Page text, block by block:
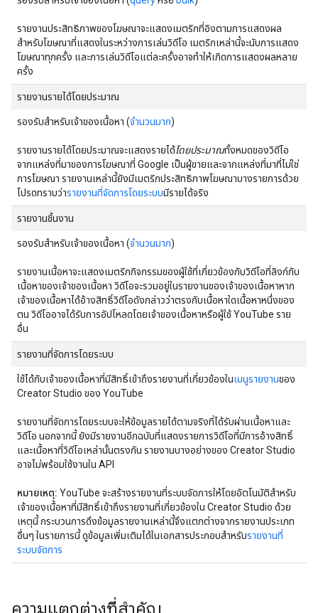
รายงานประสิทธิภาพของโฆษณาจะแสดงเมตริกที่อิงตามการแสดงผล
สำหรับโฆษณาที่แสดงในระหว่างการเล่นวิดีโอ เมตริกเหล่านี้จะนับการแสดง
โฆษณาทุกครั้ง และการเล่นวิดีโอแต่ละครั้งอาจทำให้เกิดการแสดงผลหลาย
ครั้ง
รายงานรายได้โดยประมาณ
รองรับสำหรับเจ้าของเนื้อหา (จำนวนมาก)
รายงานรายได้โดยประมาณจะแสดงรายได้โดยประมาณทั้งหมดของวิดีโอ
จากแหล่งที่มาของการโฆษณาที่ Google เป็นผู้ขายและจากแหล่งที่มาที่ไม่ใช่
การโฆษณา รายงานเหล่านี้ยังมีเมตริกประสิทธิภาพโฆษณาบางรายการด้วย
โปรดทราบว่ารายงานที่จัดการโดยระบบมีรายได้จริง
รายงานชิ้นงาน
รองรับสำหรับเจ้าของเนื้อหา (จำนวนมาก)
รายงานเนื้อหาจะแสดงเมตริกกิจกรรมของผู้ใช้ที่เกี่ยวข้องกับวิดีโอที่ลิงก์กับ
เนื้อหาของเจ้าของเนื้อหา วิดีโอจะรวมอยู่ในรายงานของเจ้าของเนื้อหาหาก
เจ้าของเนื้อหาได้อ้างสิทธิ์วิดีโอดังกล่าวว่าตรงกับเนื้อหาใดเนื้อหาหนึ่งของ
ตน วิดีโออาจได้รับการอัปโหลดโดยเจ้าของเนื้อหาหรือผู้ใช้ YouTube ราย
อื่น
รายงานที่จัดการโดยระบบ
ใช้ได้กับเจ้าของเนื้อหาที่มีสิทธิ์เข้าถึงรายงานที่เกี่ยวข้องในเมนูรายงานของ
Creator Studio ของ YouTube
รายงานที่จัดการโดยระบบจะให้ข้อมูลรายได้ตามจริงที่ได้รับผ่านเนื้อหาและ
วิดีโอ นอกจากนี้ ยังมีรายงานอีกฉบับที่แสดงรายการวิดีโอที่มีการอ้างสิทธิ์
และเนื้อหาที่วิดีโอเหล่านั้นตรงกัน รายงานบางอย่างของ Creator Studio
อาจไม่พร้อมใช้งานใน API
หมายเหตุ: YouTube จะสร้างรายงานที่ระบบจัดการให้โดยอัตโนมัติสำหรับ
เจ้าของเนื้อหาที่มีสิทธิ์เข้าถึงรายงานที่เกี่ยวข้องใน Creator Studio ด้วย
เหตุนี้ กระบวนการดึงข้อมูลรายงานเหล่านี้จึงแตกต่างจากรายงานประเภท
อื่นๆ ในรายการนี้ ดูข้อมูลเพิ่มเติมได้ในเอกสารประกอบสำหรับรายงานที่
ระบบจัดการ
ความแตกต่างที่สำคัญ